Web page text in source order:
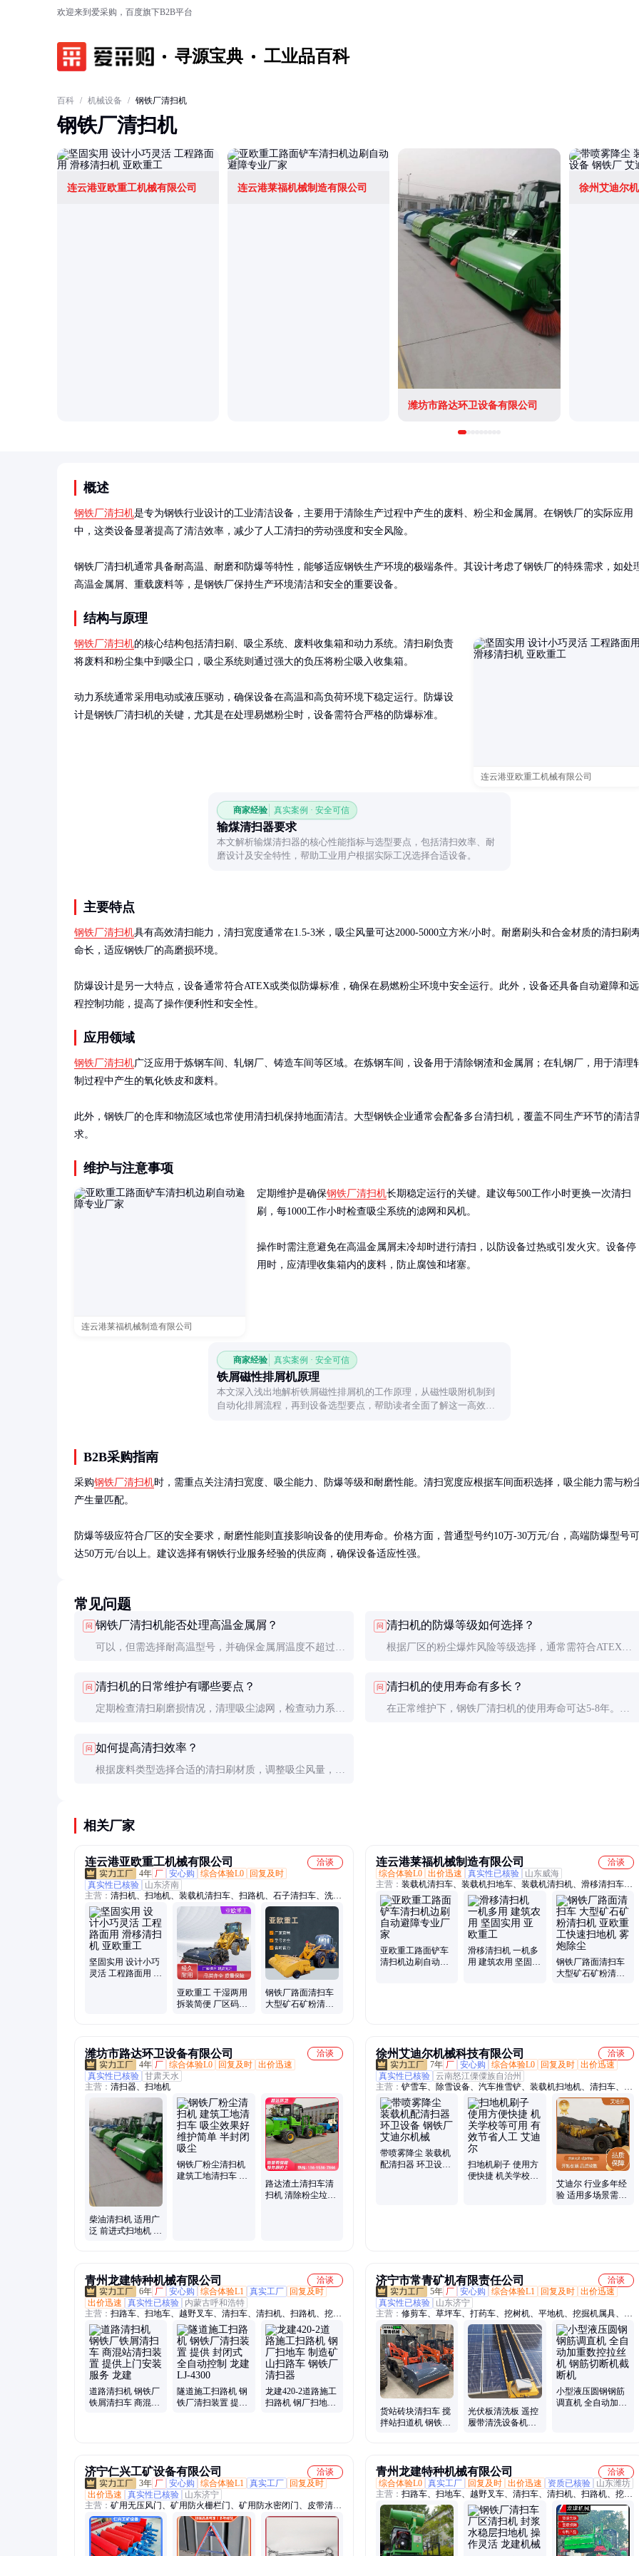
欢迎来到爱采购，百度旗下B2B平台
寻源宝典 工业品百科
百科 / 机械设备 / 钢铁厂清扫机
钢铁厂清扫机
连云港亚欧重工机械有限公司 连云港莱福机械制造有限公司
潍坊市路达环卫设备有限公司
徐州艾迪尔
概述
钢铁厂清扫机是专为钢铁行业设计的工业清洁设备，主要用于清除生产过程中产生的废料、粉尘和金属屑。在钢铁厂的实际应用
中，这类设备显著提高了清洁效率，减少了人工清扫的劳动强度和安全风险。
钢铁厂清扫机通常具备耐高温、耐磨和防爆等特性，能够适应钢铁生产环境的极端条件。其设计考虑了钢铁厂的特殊需求，如处
高温金属屑、重载废料等，是钢铁厂保持生产环境清洁和安全的重要设备。
结构与原理
连云港亚欧重工机械有限公司
钢铁厂清扫机的核心结构包括清扫刷、吸尘系统、废料收集箱和动力系统。清扫刷负责
将废料和粉尘集中到吸尘口，吸尘系统则通过强大的负压将粉尘吸入收集箱。
动力系统通常采用电动或液压驱动，确保设备在高温和高负荷环境下稳定运行。防爆设
计是钢铁厂清扫机的关键，尤其是在处理易燃粉尘时，设备需符合严格的防爆标准。
商家经验 真实案例 · 安全可信
输煤清扫器要求
本文解析输煤清扫器的核心性能指标与选型要点，包括清扫效率、耐
磨设计及安全特性，帮助工业用户根据实际工况选择合适设备。
主要特点
钢铁厂清扫机具有高效清扫能力，清扫宽度通常在1.5-3米，吸尘风量可达2000-5000立方米/小时。耐磨刷头和合金材质的清扫刷
命长，适应钢铁厂的高磨损环境。
防爆设计是另一大特点，设备通常符合ATEX或类似防爆标准，确保在易燃粉尘环境中安全运行。此外，设备还具备自动避障和远
程控制功能，提高了操作便利性和安全性。
应用领域
钢铁厂清扫机广泛应用于炼钢车间、轧钢厂、铸造车间等区域。在炼钢车间，设备用于清除钢渣和金属屑；在轧钢厂，用于清理
制过程中产生的氧化铁皮和废料。
此外，钢铁厂的仓库和物流区域也常使用清扫机保持地面清洁。大型钢铁企业通常会配备多台清扫机，覆盖不同生产环节的清洁
求。
维护与注意事项
连云港莱福机械制造有限公司
定期维护是确保钢铁厂清扫机长期稳定运行的关键。建议每500工作小时更换一次清扫
刷，每1000工作小时检查吸尘系统的滤网和风机。
操作时需注意避免在高温金属屑未冷却时进行清扫，以防设备过热或引发火灾。设备停
用时，应清理收集箱内的废料，防止腐蚀和堵塞。
商家经验 真实案例 · 安全可信
铁屑磁性排屑机原理
本文深入浅出地解析铁屑磁性排屑机的工作原理，从磁性吸附机制到
自动化排屑流程，再到设备选型要点，帮助读者全面了解这一高效金
B2B采购指南
采购钢铁厂清扫机时，需重点关注清扫宽度、吸尘能力、防爆等级和耐磨性能。清扫宽度应根据车间面积选择，吸尘能力需与粉
产生量匹配。
防爆等级应符合厂区的安全要求，耐磨性能则直接影响设备的使用寿命。价格方面，普通型号约10万-30万元/台，高端防爆型号可
达50万元/台以上。建议选择有钢铁行业服务经验的供应商，确保设备适应性强。
常见问题
问 钢铁厂清扫机能否处理高温金属屑？
可以，但需选择耐高温型号，并确保金属屑温度不超过设
却后再清扫。
问 清扫机的防爆等级如何选择？
根据厂区的粉尘爆炸风险等级选择，通常需符合ATEX或
级。
问 清扫机的日常维护有哪些要点？
定期检查清扫刷磨损情况，清理吸尘滤网，检查动力系统
问 清扫机的使用寿命有多长？
在正常维护下，钢铁厂清扫机的使用寿命可达5-8年。关
问 如何提高清扫效率？
根据废料类型选择合适的清扫刷材质，调整吸尘风量，合
相关厂家
连云港亚欧重工机械有限公司
洽谈
4年 厂 安心购 综合体验L0
回复及时
真实性已核验
山东济南
主营： 清扫机、扫地机、装载机清扫车、扫路机、石子清扫车、洗煤
厂扫地机、隧道清扫车、地面清扫机、路面清扫车、铲车扫地车、搅
拌站扫路车
坚固实用 设计小巧
灵活 工程路面用 滑
亚欧重工 干湿两用
拆装简便 厂区码头
钢铁厂路面清扫车
大型矿石矿粉清扫
连云港莱福机械制造有限公司
洽谈
综合体验L0 出价迅速 真实性已核验
山东威海
主营： 装载机清扫车、装载机扫地车、装载机清扫机、滑移清扫车、
滑移清扫机
亚欧重工路面铲车
清扫机边刷自动避
滑移清扫机 一机多
用 建筑农用 坚固实
钢铁厂路面清扫车
大型矿石矿粉清扫
潍坊市路达环卫设备有限公司
洽谈
4年 厂 综合体验L0 回复及时 出价迅速
真实性已核验 甘肃天水
主营： 清扫器、扫地机
柴油清扫机 适用广
泛 前进式扫地机 市
钢铁厂粉尘清扫机
建筑工地清扫车 吸
路达渣土清扫车清
扫机 清除粉尘垃圾
徐州艾迪尔机械科技有限公司
洽谈
7年 厂 安心购 综合体验L0 回复及时 出价迅速
真实性已核验 云南怒江傈僳族自治州
主营： 铲雪车、除雪设备、汽车推雪铲、装载机扫地机、清扫车、装
载机清扫器、滑移装载机属具、装载机夹木器、液压开沟机、装载机
扫路车、装载机改扫地机、装载机推雪车、装载机改货叉、装载机改
清扫器、封闭清扫器、装载机抓草钳、扫雪机、工地扫地机、装载机
快换、滑移装载机压实器、铲车扫地机、前进扫地机、石材货叉、推
雪铲、铲雪板
带喷雾降尘 装载机
配清扫器 环卫设备
扫地机刷子 使用方
便快捷 机关学校等
艾迪尔 行业多年经
验 适用多场景需求
青州龙建特种机械有限公司
洽谈
6年 厂 安心购 综合体验L1 真实工厂
回复及时
出价迅速
真实性已核验
内蒙古呼和浩特
主营： 扫路车、扫地车、越野叉车、清扫车、清扫机、扫路机、挖掘
装载机、平地机、伸缩臂装载机、除雪机、刮平机、出口装载机、清
扫器、清扫装置、清扫设备、工程清扫车、工地清扫车、工地施工清
扫车、抛雪机、隧道清扫车、清雪车、两头忙、四轮叉车、推雪车、
铲雪车
道路清扫机 钢铁厂
铁屑清扫车 商混站
隧道施工扫路机 钢
铁厂清扫装置 提供
龙建420-2道路施工
扫路机 钢厂扫地车
济宁市常青矿机有限责任公司
洽谈
5年 厂 安心购 综合体验L1 回复及时 出价迅速
真实性已核验
山东济宁
主营： 修剪车、草坪车、打药车、挖树机、平地机、挖掘机属具、割
草机、喷涂机、夹石机、移树机、整平机、起草皮机、吸树叶机、铲
草皮机、钢筋切断机、汽油扫雪机、钢筋弯箍机、玉米收割机、钢筋
弯弧机、墙壁切割机、铝合金、牧草秸秆、钢筋锯床、除雪车、改装
螺旋钻
货站砖块清扫车 搅
拌站扫道机 钢铁铸
光伏板清洗板 遥控
履带清洗设备机器
小型液压圆钢钢筋
调直机 全自动加重
济宁仁兴工矿设备有限公司
洽谈
3年 厂 安心购 综合体验L1 真实工厂
回复及时
出价迅速
真实性已核验
山东济宁
主营： 矿用无压风门、矿用防火栅栏门、矿用防水密闭门、皮带清扫
器、皮带钉扣机、皮带硫化机、矿用洗靴机、气动凿岩机、气动锚杆
钻机、往复式给煤机、喷浆机、注浆机、矿用避难硐室门、矿车轮
对、皮带纠偏装置、气动葫芦、皮带缓冲床、空气炮、地滚、玻璃钢
青州龙建特种机械有限公司
洽谈
综合体验L0 真实工厂 回复及时 出价迅速 资质已核验
山东潍坊
主营： 扫路车、扫地车、越野叉车、清扫车、清扫机、扫路机、挖掘
装载机、平地机、伸缩臂装载机、除雪机、抛雪机、刮平机、出口装
载机、清扫器、清扫装置、清扫设备、工程清扫车、工地清扫车、隧
道清扫车、工地施工清扫车、清雪车、推雪车、铲雪车、两头忙、四
轮叉车